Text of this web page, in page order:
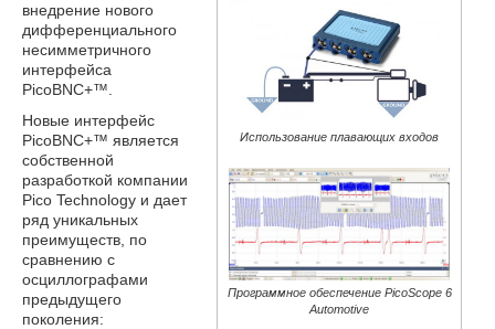
Использование плавающих входов
Программное обеспечение PicoScope 6
Automotive
внедрение нового
дифференциального
несимметричного
интерфейса
PicoBNC+™.
Новые интерфейс
PicoBNC+™ является
собственной
разработкой компании
Pico Technology и дает
ряд уникальных
преимуществ, по
сравнению с
осциллографами
предыдущего
поколения: